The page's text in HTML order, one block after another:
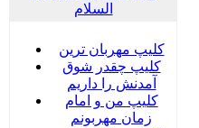
السلام
کلیپ مهربان ترین
کلیپ چقدر شوق
آمدنش را داریم
کلیپ من و امام
زمان مهربونم